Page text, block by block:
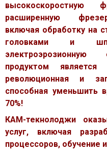
высокоскоростную
расширенную
включая обработку на
головками и
электроэрозионную
продуктом
революционная и
способная уменьшить
70%!
КАМ-текнолоджи
услуг, включая
процессоров, обучение